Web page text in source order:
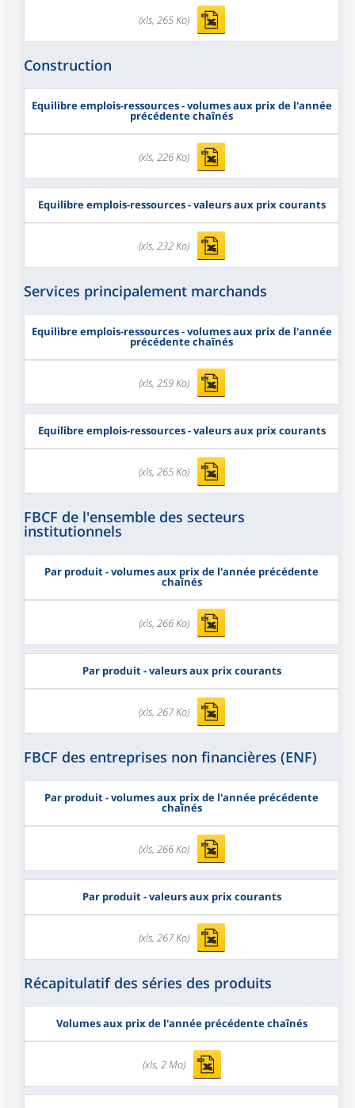
(xls, 265 Ko)
Construction
Equilibre emplois-ressources - volumes aux prix de l'année
précédente chaînés
(xls, 226 Ko)
Equilibre emplois-ressources - valeurs aux prix courants
(xls, 232 Ko)
Services principalement marchands
Equilibre emplois-ressources - volumes aux prix de l'année
précédente chaînés
(xls, 259 Ko)
Equilibre emplois-ressources - valeurs aux prix courants
(xls, 265 Ko)
FBCF de l'ensemble des secteurs
institutionnels
Par produit - volumes aux prix de l'année précédente
chaînés
(xls, 266 Ko)
Par produit - valeurs aux prix courants
(xls, 267 Ko)
FBCF des entreprises non financières (ENF)
Par produit - volumes aux prix de l'année précédente
chaînés
(xls, 266 Ko)
Par produit - valeurs aux prix courants
(xls, 267 Ko)
Récapitulatif des séries des produits
Volumes aux prix de l'année précédente chaînés
(xls, 2 Mo)